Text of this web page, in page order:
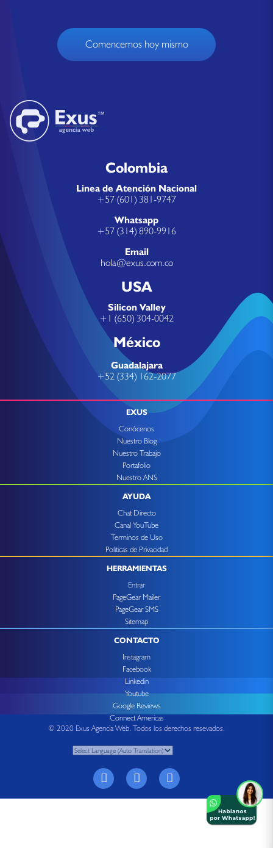
Comencemos hoy mismo
Colombia
Linea de Atención Nacional
+57 (601) 381-9747
Whatsapp
+57 (314) 890-9916
Email
hola@exus.com.co
USA
Silicon Valley
+1 (650) 304-0042
México
Guadalajara
+52 (334) 162-2077
EXUS
Conócenos
Nuestro Blog
Nuestro Trabajo
Portafolio
Nuestro ANS
AYUDA
Chat Directo
Canal YouTube
Terminos de Uso
Politicas de Privacidad
HERRAMIENTAS
Entrar
PageGear Mailer
PageGear SMS
Sitemap
CONTACTO
Instagram
Facebook
Linkedin
Youtube
Google Reviews
Connect Americas
© 2020 Exus Agencia Web. Todos los derechos resevados.